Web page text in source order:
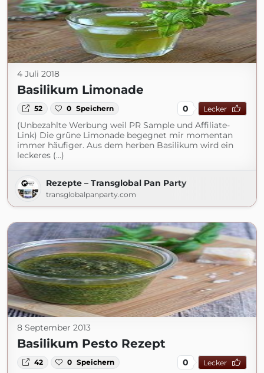
4 Juli 2018
Basilikum Limonade
52 0 Speichern 0 Lecker
(Unbezahlte Werbung weil PR Sample und Affiliate-
Link) Die grüne Limonade begegnet mir momentan
immer häufiger. Aus dem herben Basilikum wird ein
leckeres (...)
Rezepte – Transglobal Pan Party
transglobalpanparty.com
8 September 2013
Basilikum Pesto Rezept
42 0 Speichern 0 Lecker